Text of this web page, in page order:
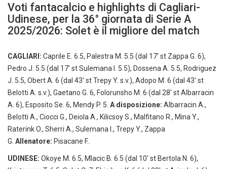
Voti fantacalcio e highlights di Cagliari-
Udinese, per la 36° giornata di Serie A
2025/2026: Solet è il migliore del match
CAGLIARI: Caprile E. 6.5, Palestra M. 5.5 (dal 17′ st Zappa G. 6),
Pedro J. 5.5 (dal 17′ st Sulemana I. 5.5), Dossena A. 5.5, Rodriguez
J. 5.5, Obert A. 6 (dal 43′ st Trepy Y. s.v.), Adopo M. 6 (dal 43′ st
Belotti A. s.v.), Gaetano G. 6, Folorunsho M. 6 (dal 28′ st Albarracin
A. 6), Esposito Se. 6, Mendy P. 5. A disposizione: Albarracin A.,
Belotti A., Ciocci G., Deiola A., Kilicsoy S., Malfitano R., Mina Y.,
Raterink O., Sherri A., Sulemana I., Trepy Y., Zappa
G. Allenatore: Pisacane F..
UDINESE: Okoye M. 6.5, Mlacic B. 6.5 (dal 10′ st Bertola N. 6),